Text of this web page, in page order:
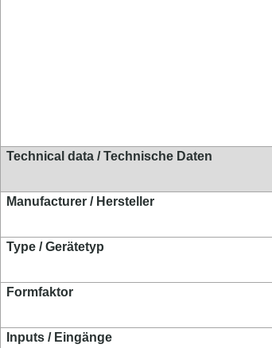
Technical data / Technische Daten
Manufacturer / Hersteller
Type / Gerätetyp
Formfaktor
Inputs / Eingänge